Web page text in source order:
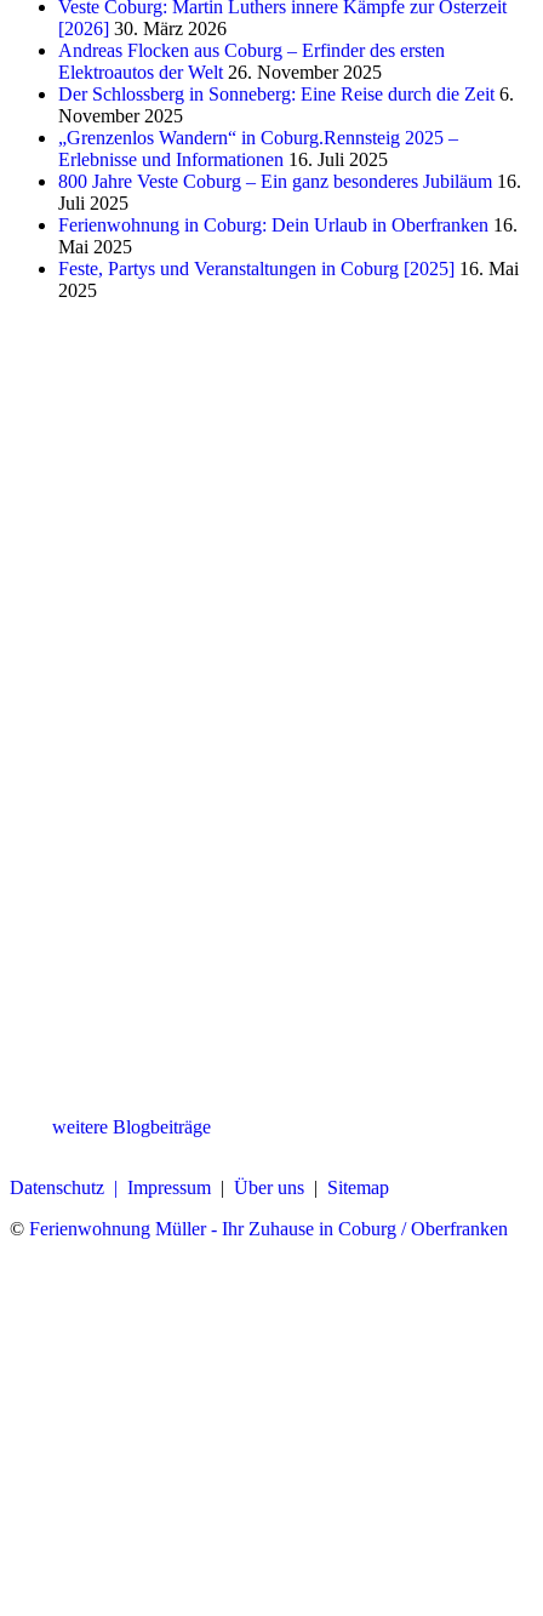
Veste Coburg: Martin Luthers innere Kämpfe zur Osterzeit
[2026] 30. März 2026
Andreas Flocken aus Coburg – Erfinder des ersten
Elektroautos der Welt 26. November 2025
Der Schlossberg in Sonneberg: Eine Reise durch die Zeit 6.
November 2025
„Grenzenlos Wandern“ in Coburg.Rennsteig 2025 –
Erlebnisse und Informationen 16. Juli 2025
800 Jahre Veste Coburg – Ein ganz besonderes Jubiläum 16.
Juli 2025
Ferienwohnung in Coburg: Dein Urlaub in Oberfranken 16.
Mai 2025
Feste, Partys und Veranstaltungen in Coburg [2025] 16. Mai
2025
weitere Blogbeiträge
Datenschutz | Impressum | Über uns | Sitemap
© Ferienwohnung Müller - Ihr Zuhause in Coburg / Oberfranken